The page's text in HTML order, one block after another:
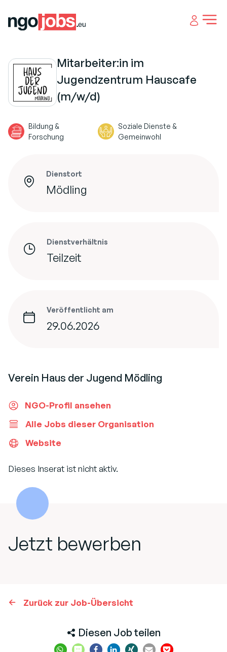
Open
Mitarbeiter:in im
Jugendzentrum Hauscafe
(m/w/d)
Bildung &
Forschung
Soziale Dienste &
Gemeinwohl
Dienstort
Mödling
Dienstverhältnis
Teilzeit
Veröffentlicht am
29.06.2026
Verein Haus der Jugend Mödling
NGO-Profil ansehen
Alle Jobs dieser Organisation
Website
Dieses Inserat ist nicht aktiv.
Jetzt bewerben
Zurück zur Job-Übersicht
Diesen Job teilen